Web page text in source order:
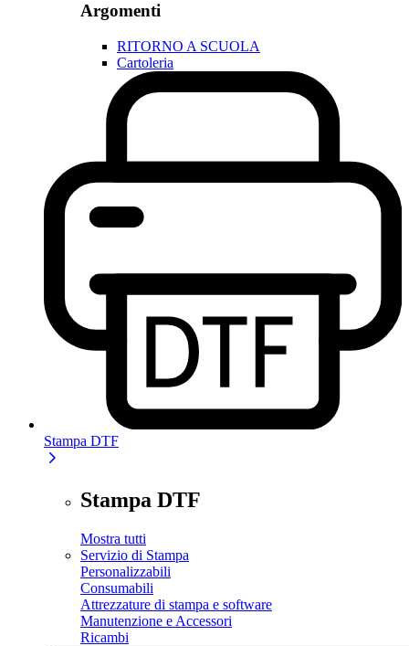
Argomenti
RITORNO A SCUOLA
Cartoleria
Stampa DTF
Stampa DTF
Mostra tutti
Servizio di Stampa
Personalizzabili
Consumabili
Attrezzature di stampa e software
Manutenzione e Accessori
Ricambi